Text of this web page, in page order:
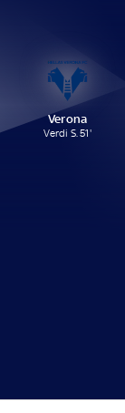
Verona
Verdi S. 51'